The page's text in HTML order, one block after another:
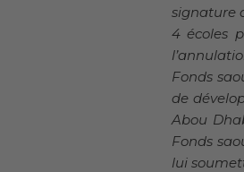
signature
4 écoles
Fonds
de
Abou
Fonds
lui